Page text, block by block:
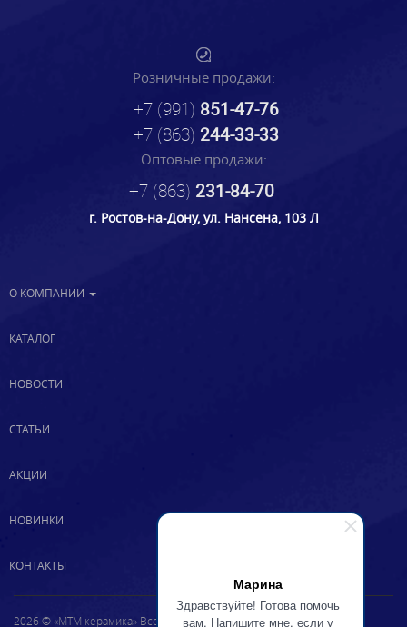
Марина
Здравствуйте! Готова помочь
вам. Напишите мне, если у
Розничные продажи:
+7 (991) 851-47-76
+7 (863) 244-33-33
Оптовые продажи:
+7 (863) 231-84-70
г. Ростов-на-Дону, ул. Нансена, 103 Л
О КОМПАНИИ
КАТАЛОГ
НОВОСТИ
СТАТЬИ
АКЦИИ
НОВИНКИ
КОНТАКТЫ
2026 © «МТМ керамика» Все права защищены